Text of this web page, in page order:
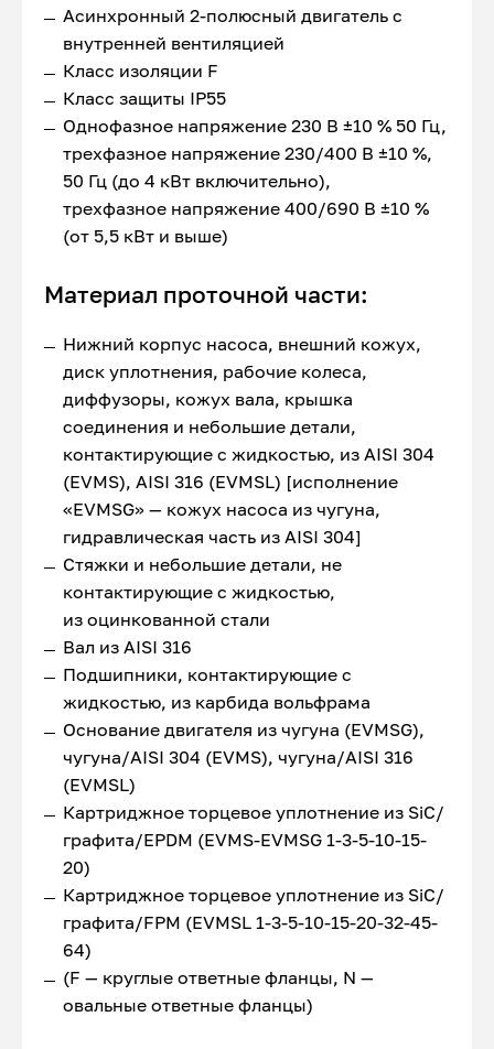
Асинхронный 2-полюсный двигатель с
внутренней вентиляцией
Класс изоляции F
Класс защиты IP55
Однофазное напряжение 230 В ±10 % 50 Гц,
трехфазное напряжение 230/400 В ±10 %,
50 Гц (до 4 кВт включительно),
трехфазное напряжение 400/690 В ±10 %
(от 5,5 кВт и выше)
Материал проточной части:
Нижний корпус насоса, внешний кожух,
диск уплотнения, рабочие колеса,
диффузоры, кожух вала, крышка
соединения и небольшие детали,
контактирующие с жидкостью, из AISI 304
(EVMS), AISI 316 (EVMSL) [исполнение
«EVMSG» — кожух насоса из чугуна,
гидравлическая часть из AISI 304]
Стяжки и небольшие детали, не
контактирующие с жидкостью,
из оцинкованной стали
Вал из AISI 316
Подшипники, контактирующие с
жидкостью, из карбида вольфрама
Основание двигателя из чугуна (EVMSG),
чугуна/AISI 304 (EVMS), чугуна/AISI 316
(EVMSL)
Картриджное торцевое уплотнение из SiC/
графита/EPDM (EVMS-EVMSG 1-3-5-10-15-
20)
Картриджное торцевое уплотнение из SiC/
графита/FPM (EVMSL 1-3-5-10-15-20-32-45-
64)
(F — круглые ответные фланцы, N —
овальные ответные фланцы)